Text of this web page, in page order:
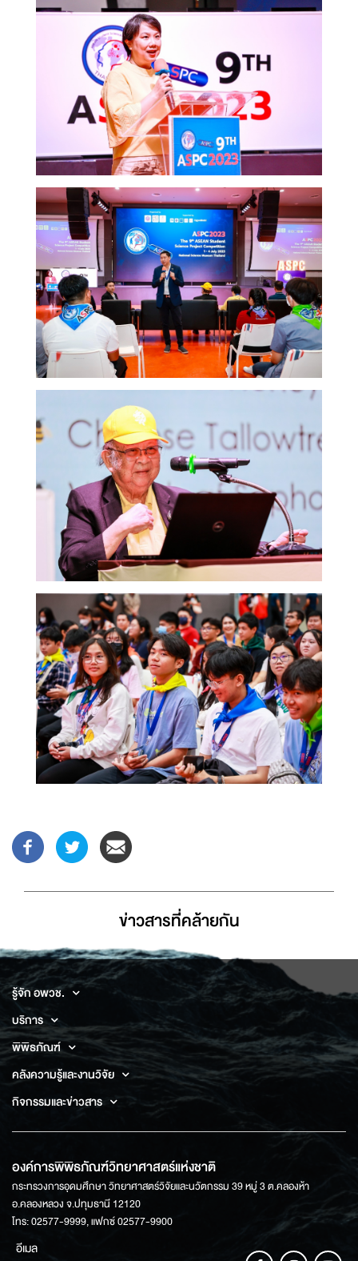
ข่าวสารที่่คล้ายกัน
รู้จัก อพวช.
บริการ
พิพิธภัณฑ์
คลังความรู้และงานวิจัย
กิจกรรมและข่าวสาร
องค์การพิพิธภัณฑ์วิทยาศาสตร์แห่งชาติ
กระทรวงการอุดมศึกษา วิทยาศาสตร์วิจัยและนวัตกรรม 39 หมู่ 3 ต.คลองห้า
อ.คลองหลวง จ.ปทุมธานี 12120
โทร: 02577-9999, แฟกซ์ 02577-9900
อีเมล